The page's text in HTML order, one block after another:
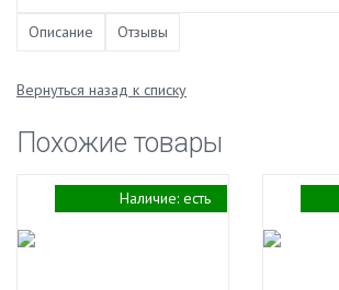
Описание Отзывы
Вернуться назад к списку
Похожие товары
Наличие: есть